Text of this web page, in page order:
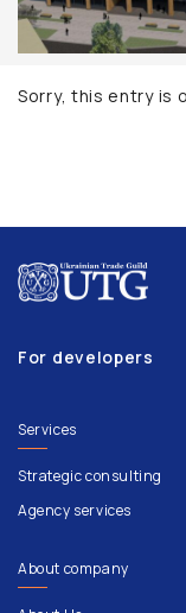
Sorry, this entry is
For developers
Services
Strategic consulting
Agency services
About company